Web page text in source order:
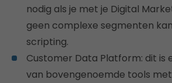
nodig als je met je Digital
geen complexe segmenten
scripting.
Customer Data Platform: dit is
van bovengenoemde tools